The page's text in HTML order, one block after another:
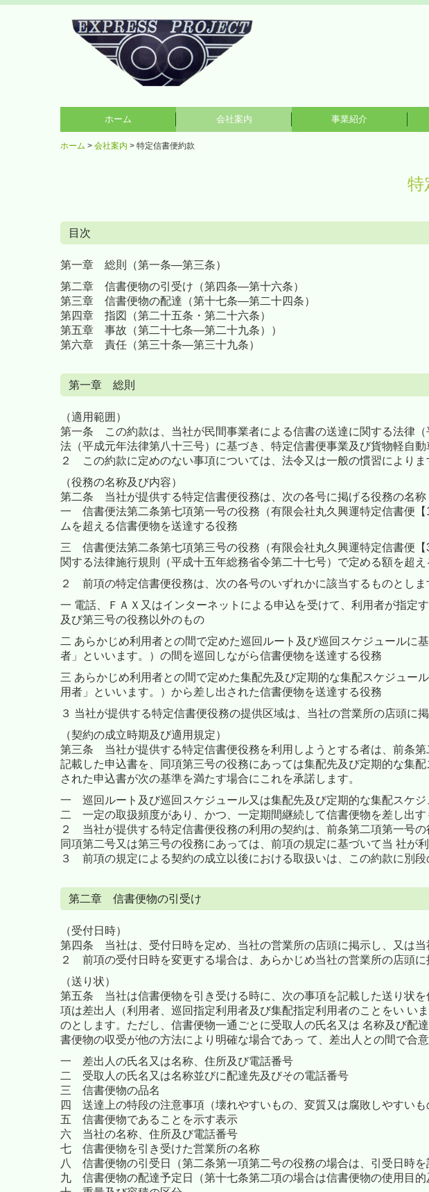
ホーム 会社案内
標準貨物自動車運送約款
事業紹介
ホーム 会社案内 特定信書便約款
特
目次
第一章 総則（第一条―第三条）
第二章 信書便物の引受け（第四条―第十六条）
第三章 信書便物の配達（第十七条―第二十四条）
第四章 指図（第二十五条・第二十六条）
第五章 事故（第二十七条―第二十九条））
第六章 責任（第三十条―第三十九条）
第一章 総則
（適用範囲）
第一条
この約款は、当社が民間事業者による信書の送達に関する法律
法（平成元年法律第八十三号）に基づき、特定信書便事業及び貨物軽自
２ この約款に定めのない事項については、法令又は一般の慣習によりま
（役務の名称及び内容）
第二条 当社が提供する特定信書便役務は、次の各号に掲げる役務の名
一 信書便法第二条第七項第一号の役務（有限会社丸久興運特定信書便
ムを超える信書便物を送達する役務
三 信書便法第二条第七項第三号の役務（有限会社丸久興運特定信書便
関する法律施行規則（平成十五年総務省令第二十七号）で定める額を超
２ 前項の特定信書便役務は、次の各号のいずれかに該当するものとしま
一 電話、ＦＡＸ又はインターネットによる申込を受けて、利用者が指定
及び第三号の役務以外のもの
二 あらかじめ利用者との間で定めた巡回ルート及び巡回スケジュールに
者」といいます。）の間を巡回しながら信書便物を送達する役務
三 あらかじめ利用者との間で定めた集配先及び定期的な集配スケジュー
用者」といいます。）から差し出された信書便物を送達する役務
３ 当社が提供する特定信書便役務の提供区域は、当社の営業所の店頭に
（契約の成立時期及び適用規定）
第三条 当社が提供する特定信書便役務を利用しようとする者は、前条
記載した申込書を、同項第三号の役務にあっては集配先及び定期的な集
された申込書が次の基準を満たす場合にこれを承諾します。
一 巡回ルート及び巡回スケジュール又は集配先及び定期的な集配スケ
二 一定の取扱頻度があり、かつ、一定期間継続して信書便物を差し出す
２ 当社が提供する特定信書便役務の利用の契約は、前条第二項第一号
同項第二号又は第三号の役務にあっては、前項の規定に基づいて当 社が
３ 前項の規定による契約の成立以後における取扱いは、この約款に別
第二章 信書便物の引受け
（受付日時）
第四条 当社は、受付日時を定め、当社の営業所の店頭に掲示し、又は
２ 前項の受付日時を変更する場合は、あらかじめ当社の営業所の店頭に
（送り状）
第五条 当社は信書便物を引き受ける時に、次の事項を記載した送り状
項は差出人（利用者、巡回指定利用者及び集配指定利用者のことをい い
のとします。ただし、信書便物一通ごとに受取人の氏名又は 名称及び配
書便物の収受が他の方法により明確な場合であっ て、差出人との間で合
一 差出人の氏名又は名称、住所及び電話番号
二 受取人の氏名又は名称並びに配達先及びその電話番号
三 信書便物の品名
四 送達上の特段の注意事項（壊れやすいもの、変質又は腐敗しやすい
五 信書便物であることを示す表示
六 当社の名称、住所及び電話番号
七 信書便物を引き受けた営業所の名称
八 信書便物の引受日
（第二条第一項第二号の役務の場合は、引受日時を
九 信書便物の配達予定日（第十七条第二項の場合は信書便物の使用目